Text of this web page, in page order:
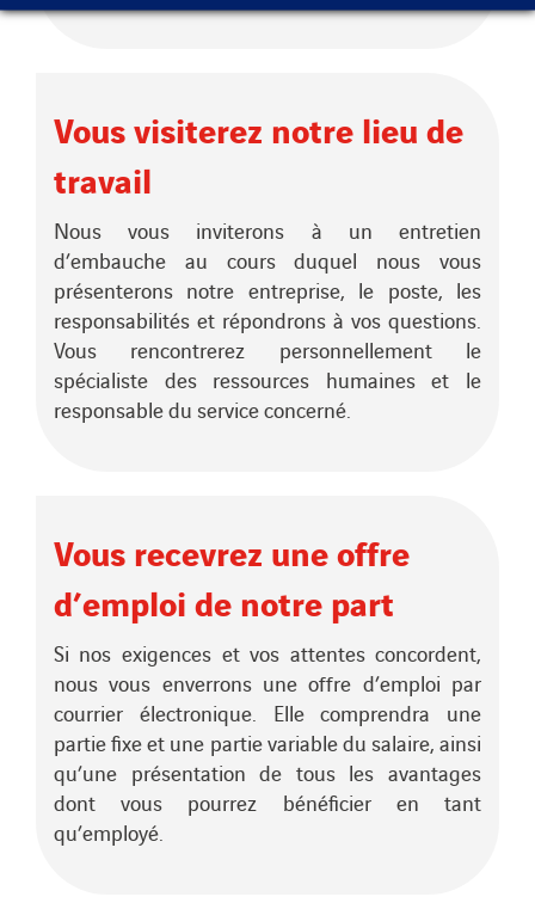
Vous visiterez notre lieu de
travail
Nous vous inviterons à un entretien
d’embauche au cours duquel nous vous
présenterons notre entreprise, le poste, les
responsabilités et répondrons à vos questions.
Vous rencontrerez personnellement le
spécialiste des ressources humaines et le
responsable du service concerné.
Vous recevrez une offre
d’emploi de notre part
Si nos exigences et vos attentes concordent,
nous vous enverrons une offre d’emploi par
courrier électronique. Elle comprendra une
partie fixe et une partie variable du salaire, ainsi
qu’une présentation de tous les avantages
dont vous pourrez bénéficier en tant
qu’employé.